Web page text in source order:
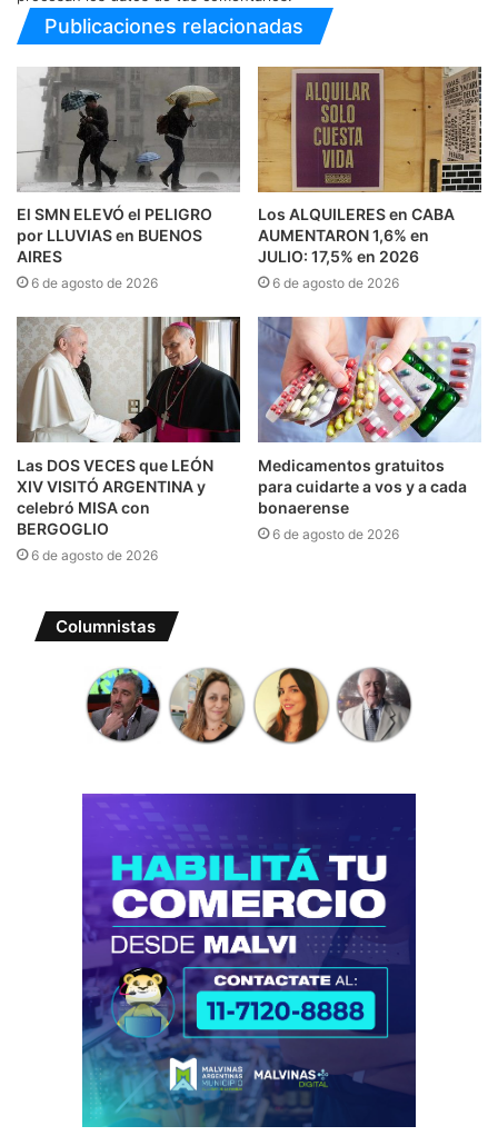
Publicaciones relacionadas
El SMN ELEVÓ el PELIGRO
por LLUVIAS en BUENOS
AIRES
6 de agosto de 2026
Los ALQUILERES en CABA
AUMENTARON 1,6% en
JULIO: 17,5% en 2026
6 de agosto de 2026
Las DOS VECES que LEÓN
XIV VISITÓ ARGENTINA y
celebró MISA con
BERGOGLIO
6 de agosto de 2026
Medicamentos gratuitos
para cuidarte a vos y a cada
bonaerense
6 de agosto de 2026
Columnistas